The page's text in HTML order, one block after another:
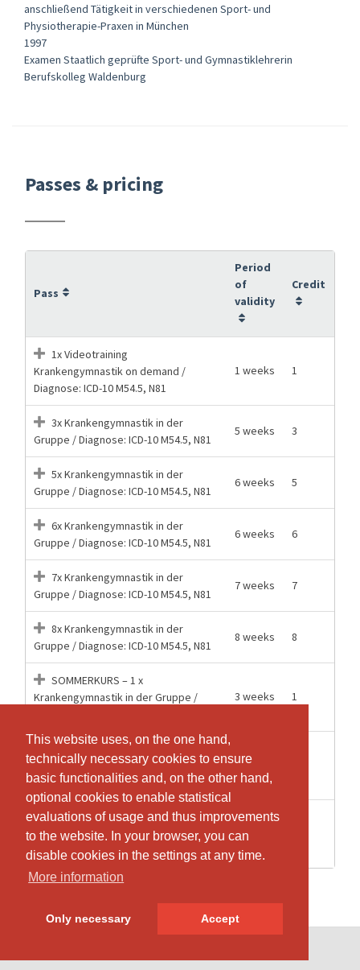
This website uses, on the one hand,
technically necessary cookies to ensure
basic functionalities and, on the other hand,
optional cookies to enable statistical
evaluations of usage and thus improvements
to the website. In your browser, you can
disable cookies in the settings at any time.
More information
Only necessary Accept
This website uses, on the one hand,
technically necessary cookies to ensure
basic functionalities and, on the other hand,
optional cookies to enable statistical
evaluations of usage and thus improvements
to the website. In your browser, you can
disable cookies in the settings at any time.
More information
Only necessary Accept
anschließend Tätigkeit in verschiedenen Sport- und
Physiotherapie-Praxen in München
1997
Examen Staatlich geprüfte Sport- und Gymnastiklehrerin
Berufskolleg Waldenburg
Passes & pricing
Pass
Period
of
validity
Credit
1x Videotraining
Krankengymnastik on demand /
Diagnose: ICD-10 M54.5, N81
1 weeks 1
3x Krankengymnastik in der
Gruppe / Diagnose: ICD-10 M54.5, N81
5 weeks 3
5x Krankengymnastik in der
Gruppe / Diagnose: ICD-10 M54.5, N81
6 weeks 5
6x Krankengymnastik in der
Gruppe / Diagnose: ICD-10 M54.5, N81
6 weeks 6
7x Krankengymnastik in der
Gruppe / Diagnose: ICD-10 M54.5, N81
7 weeks 7
8x Krankengymnastik in der
Gruppe / Diagnose: ICD-10 M54.5, N81
8 weeks 8
SOMMERKURS – 1 x
Krankengymnastik in der Gruppe /
3 weeks 1
SOMMERKURS – 2x
Krankengymnastik in der Gruppe /
Diagnose: ICD-10 M54.5, N81
3 weeks
SOMMERKURS – 3x
Krankengymnastik in der Gruppe /
Diagnose: ICD-10 M54.5, N81
3 weeks